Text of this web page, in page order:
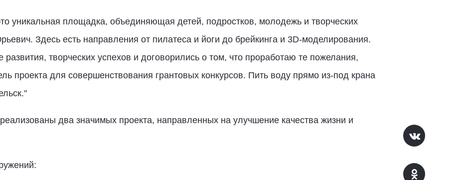
уникальная площадка, объединяющая детей, подростков, молодежь и творческих
Здесь есть направления от пилатеса и йоги до брейкинга и 3D-моделирования.
творческих успехов и договорились о том, что проработаю те пожелания,
проекта для совершенствования грантовых конкурсов. Пить воду прямо из-под крана
два значимых проекта, направленных на улучшение качества жизни и